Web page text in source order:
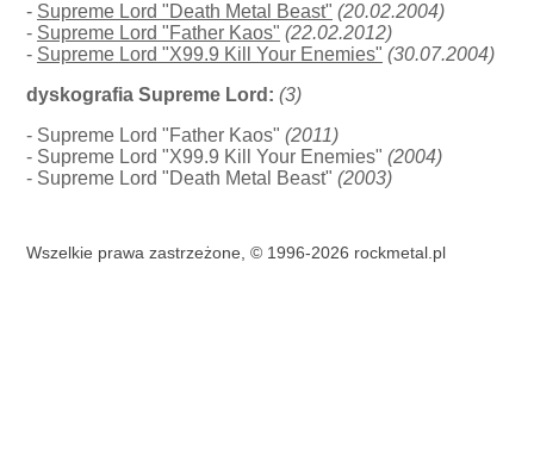
- Supreme Lord "Death Metal Beast" (20.02.2004)
- Supreme Lord "Father Kaos" (22.02.2012)
- Supreme Lord "X99.9 Kill Your Enemies" (30.07.2004)
dyskografia Supreme Lord: (3)
- Supreme Lord "Father Kaos"(2011)
- Supreme Lord "X99.9 Kill Your Enemies"(2004)
- Supreme Lord "Death Metal Beast"(2003)
Wszelkie prawa zastrzeżone, © 1996-2026 rockmetal.pl